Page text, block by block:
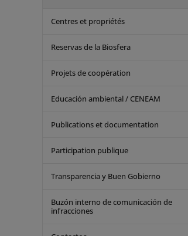
Centres et propriétés
Reservas de la Biosfera
Projets de coopération
Educación ambiental / CENEAM
Publications et documentation
Participation publique
Transparencia y Buen Gobierno
Buzón interno de comunicación de
infracciones